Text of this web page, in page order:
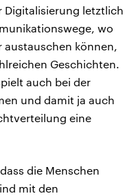
Digitalisierung letztlich
wo
können,
Geschichten.
auch bei der
und damit ja auch
eine
die Menschen
mit den